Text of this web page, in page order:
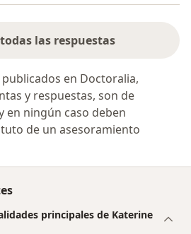
las respuestas
en Doctoralia,
y respuestas, son de
en ningún caso deben
de un asesoramiento
principales de Katerine